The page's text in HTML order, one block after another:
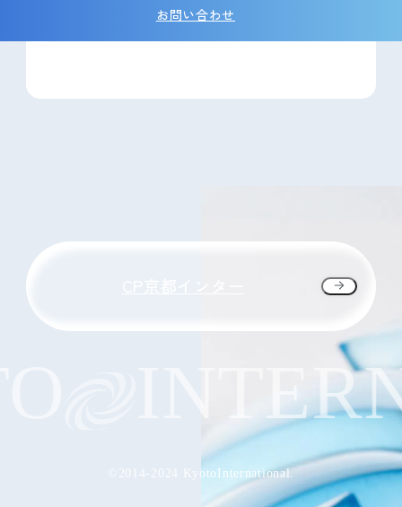
お問い合わせ
©2014-2024 KyotoInternational.